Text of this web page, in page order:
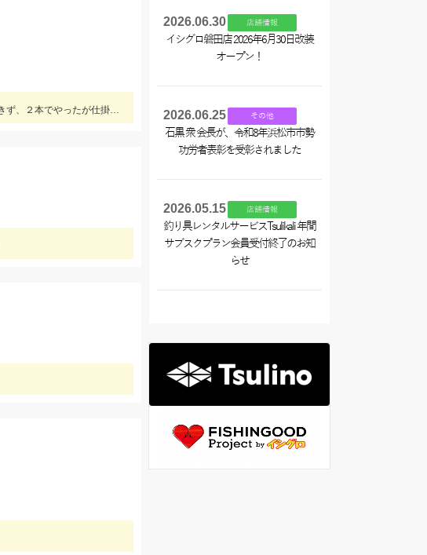
石黒岐阜店で穂先修理、３本の投げ竿で始めたが一本は道糸が古く、重りを付けて投げると切れてしまい使用できず、２本でやったが仕掛けを投げると同じ調子で鈴がなり中〜良型が釣れる休むこともできず終了後に数えたら答えは20本
2026.06.30 店舗情報
イシグロ磐田店 2026年6月30日改装
オープン！
2026.06.25 その他
石黒 衆 会長が、令和8年浜松市市勢
功労者表彰を受彰されました
2026.05.15 店舗情報
釣り具レンタルサービスTsulikali 年間
サブスクプラン会員受付終了のお知
らせ